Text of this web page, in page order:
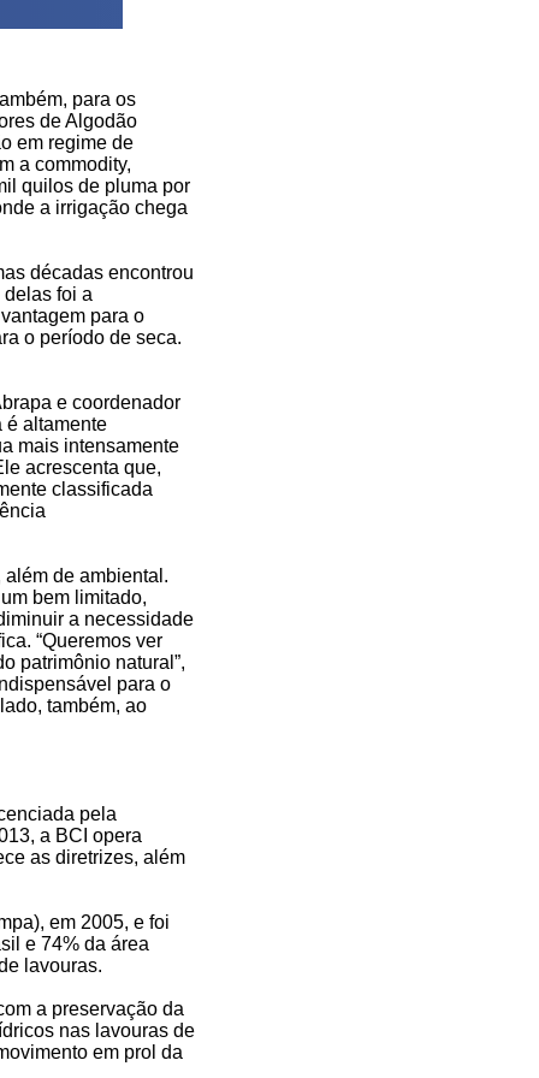
para os
de Algodão
em regime de
a commodity,
quilos de pluma por
a irrigação chega
décadas encontrou
foi a
para o
o período de seca.
e coordenador
é altamente
mais intensamente
acrescenta que,
classificada
de ambiental.
bem limitado,
a necessidade
“Queremos ver
patrimônio natural”,
para o
também, ao
pela
a BCI opera
as diretrizes, além
em 2005, e foi
e 74% da área
lavouras.
a preservação da
nas lavouras de
em prol da